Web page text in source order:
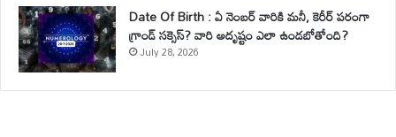
Date Of Birth : ఏ నెంబర్ వారికి మనీ, కెరీర్ పరంగా
గ్రాండ్ సక్సెస్? వారి అదృష్టం ఎలా ఉండబోతోంది?
July 28, 2026